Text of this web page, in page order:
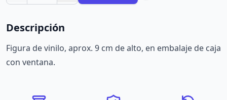
Descripción
Figura de vinilo, aprox. 9 cm de alto, en embalaje de caja
con ventana.